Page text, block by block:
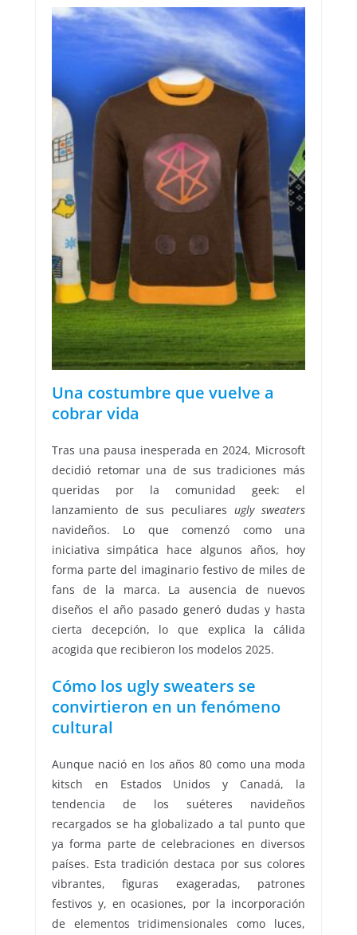
Una costumbre que vuelve a
cobrar vida
Tras una pausa inesperada en 2024, Microsoft
decidió retomar una de sus tradiciones más
queridas por la comunidad geek: el
lanzamiento de sus peculiaresugly sweaters
navideños. Lo que comenzó como una
iniciativa simpática hace algunos años, hoy
forma parte del imaginario festivo de miles de
fans de la marca. La ausencia de nuevos
diseños el año pasado generó dudas y hasta
cierta decepción, lo que explica la cálida
acogida que recibieron los modelos 2025.
Cómo los ugly sweaters se
convirtieron en un fenómeno
cultural
Aunque nació en los años 80 como una moda
kitsch en Estados Unidos y Canadá, la
tendencia de los suéteres navideños
recargados se ha globalizado a tal punto que
ya forma parte de celebraciones en diversos
países. Esta tradición destaca por sus colores
vibrantes, figuras exageradas, patrones
festivos y, en ocasiones, por la incorporación
de elementos tridimensionales como luces,